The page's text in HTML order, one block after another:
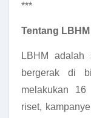
***
Tentang LBHM
LBHM adalah
bergerak di
melakukan
riset,